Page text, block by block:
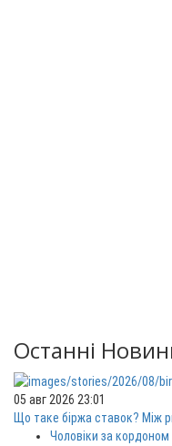
Останні
05 авг 2026 23:01
Що таке біржа ставок? Між
Чоловіки за кордоном